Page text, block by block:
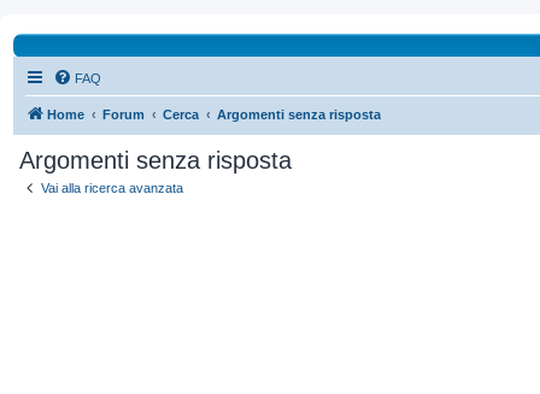
FAQ
Home Forum Cerca Argomenti senza risposta
Argomenti senza risposta
Vai alla ricerca avanzata